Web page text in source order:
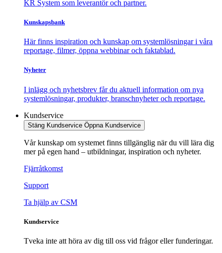
KR System som leverantör och partner.
Kunskapsbank
Här finns inspiration och kunskap om systemlösningar i våra
reportage, filmer, öppna webbinar och faktablad.
Nyheter
I inlägg och nyhetsbrev får du aktuell information om nya
systemlösningar, produkter, branschnyheter och reportage.
Kundservice
Stäng Kundservice Öppna Kundservice
Vår kunskap om systemet finns tillgänglig när du vill lära dig
mer på egen hand – utbildningar, inspiration och nyheter.
Fjärråtkomst
Support
Ta hjälp av CSM
Kundservice
Tveka inte att höra av dig till oss vid frågor eller funderingar.